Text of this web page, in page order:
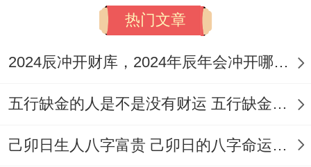
像****尾号868。有家连锁超市的属羊老板
每年立春都会调整店内货架布局，说是跟着
流年财位走，生意确实比同行红火...
羊的朋友来说就像给生意上了双重保险.这些
热门文章
2024辰冲开财库，2024年辰年会冲开哪些人的财库
五行缺金的人是不是没有财运 五行缺金的人命运好不好
己卯日生人八字富贵 己卯日的八字命运如何